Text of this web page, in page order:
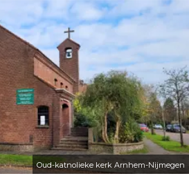
Oud-katnolieke kerk Arnhem-Nijmegen